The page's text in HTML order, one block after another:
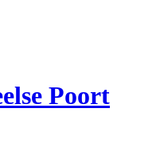
Poort